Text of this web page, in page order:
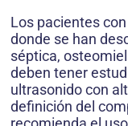
Los pacientes
donde se han
séptica,
deben tener
ultrasonido con
definición del